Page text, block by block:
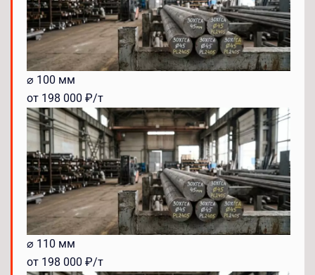
⌀ 100 мм
от 198 000 ₽/т
⌀ 110 мм
от 198 000 ₽/т